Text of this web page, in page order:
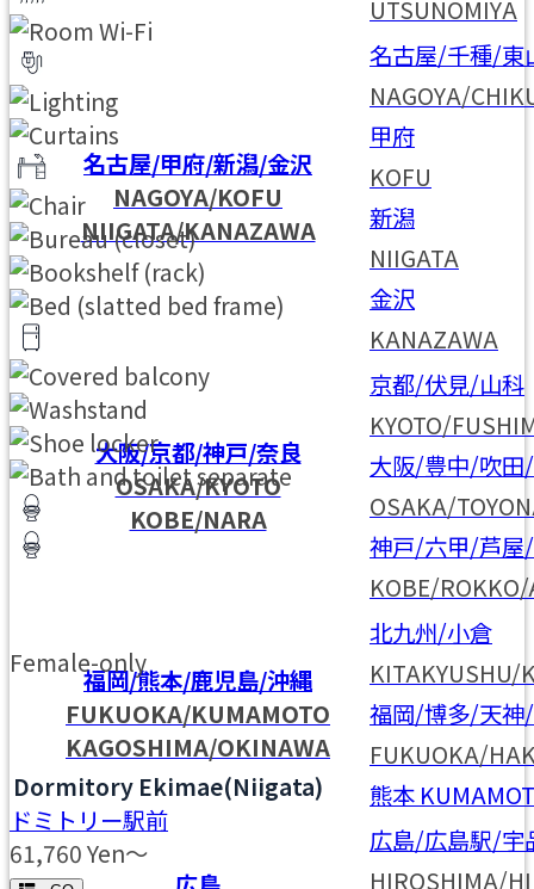
UTSUNOMIYA
名古屋/甲府/新潟/金沢
NAGOYA/KOFU
NIIGATA/KANAZAWA
名古屋/千種/東
NAGOYA/
甲府
KOFU
新潟
NIIGATA
金沢
KANAZAWA
大阪/京都/神戸/奈良
OSAKA/KYOTO
KOBE/NARA
京都/伏見/山科
KYOTO/
大阪/豊中/吹
OSAKA/
神戸/六甲/芦屋
KOBE/
福岡/熊本/鹿児島/沖縄
FUKUOKA/KUMAMOTO
KAGOSHIMA/OKINAWA
北九州/小倉
KITAKYUSHU/
福岡/博多/天神
FUKUOKA/
熊本
広島/広島駅/宇
HIROSHIMA/
Female-only
Dormitory Ekimae(Niigata)
ドミトリー駅前
61,760Yen～